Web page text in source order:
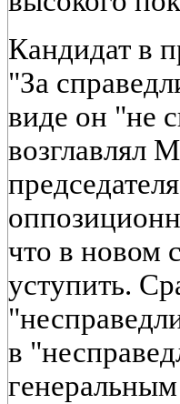
Кандидат в
"За
виде он "не
возглавлял
что в новом
уступить.
в